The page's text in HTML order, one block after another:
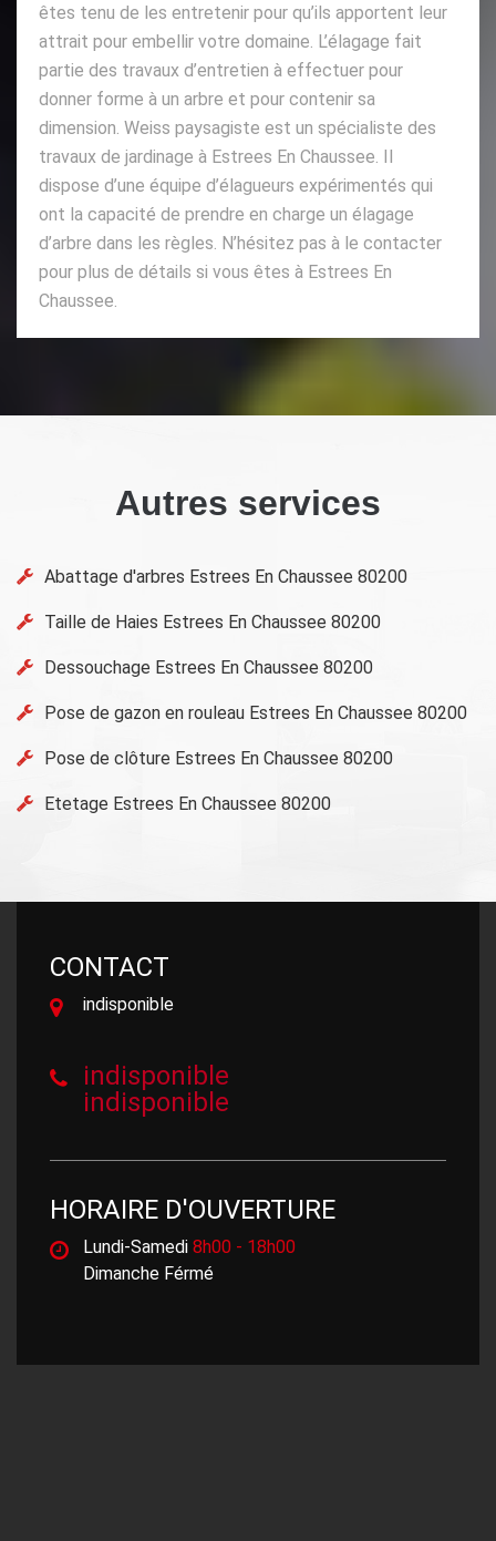
êtes tenu de les entretenir pour qu’ils apportent leur
attrait pour embellir votre domaine. L’élagage fait
partie des travaux d’entretien à effectuer pour
donner forme à un arbre et pour contenir sa
dimension. Weiss paysagiste est un spécialiste des
travaux de jardinage à Estrees En Chaussee. Il
dispose d’une équipe d’élagueurs expérimentés qui
ont la capacité de prendre en charge un élagage
d’arbre dans les règles. N’hésitez pas à le contacter
pour plus de détails si vous êtes à Estrees En
Chaussee.
Autres services
Abattage d'arbres Estrees En Chaussee 80200
Taille de Haies Estrees En Chaussee 80200
Dessouchage Estrees En Chaussee 80200
Pose de gazon en rouleau Estrees En Chaussee 80200
Pose de clôture Estrees En Chaussee 80200
Etetage Estrees En Chaussee 80200
CONTACT
indisponible
indisponible
indisponible
HORAIRE D'OUVERTURE
Lundi-Samedi 8h00 - 18h00
Dimanche Férmé